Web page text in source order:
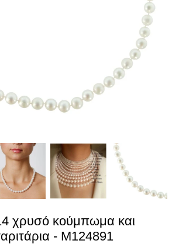
χρυσό κούμπωμα και
- M124891